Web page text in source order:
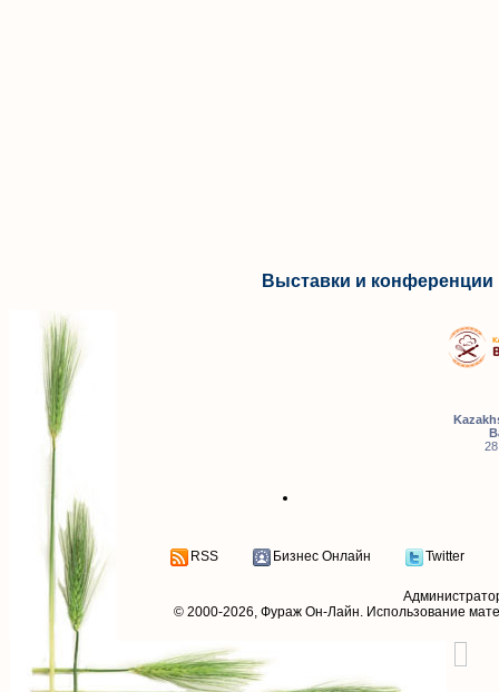
Выставки и конференции
RSS Бизнес Онлайн Twitter
© 2000-2026, Фураж Он-Лайн. Использование